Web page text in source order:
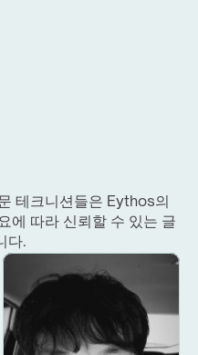
테크니션들은 Eythos의
에 따라 신뢰할 수 있는 글
다.